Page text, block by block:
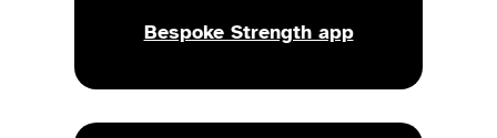
Bespoke Strength app